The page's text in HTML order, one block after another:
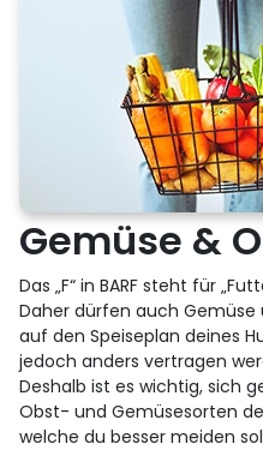
Gemüse &
Das „F“ in BARF steht für
Daher dürfen auch
auf den Speiseplan deines
jedoch anders vertragen
Deshalb ist es wichtig, sich
Obst- und Gemüsesorten
welche du besser meiden